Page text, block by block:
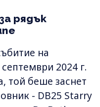
рядък
на
2024 г.
той беше заснет
- DB25 Starry